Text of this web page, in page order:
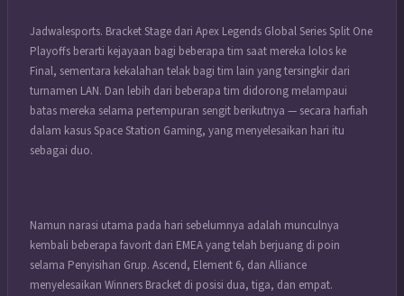
Jadwalesports. Bracket Stage dari Apex Legends Global Series Split One
Playoffs berarti kejayaan bagi beberapa tim saat mereka lolos ke
Final, sementara kekalahan telak bagi tim lain yang tersingkir dari
turnamen LAN. Dan lebih dari beberapa tim didorong melampaui
batas mereka selama pertempuran sengit berikutnya — secara harfiah
dalam kasus Space Station Gaming, yang menyelesaikan hari itu
sebagai duo.
Namun narasi utama pada hari sebelumnya adalah munculnya
kembali beberapa favorit dari EMEA yang telah berjuang di poin
selama Penyisihan Grup. Ascend, Element 6, dan Alliance
menyelesaikan Winners Bracket di posisi dua, tiga, dan empat.